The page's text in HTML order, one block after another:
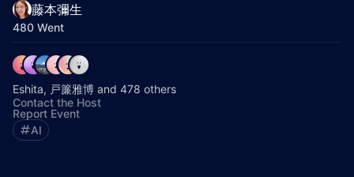
藤本彌生
480 Went
Eshita, 戸簾雅博 and 478 others
Contact the Host
Report Event
AI